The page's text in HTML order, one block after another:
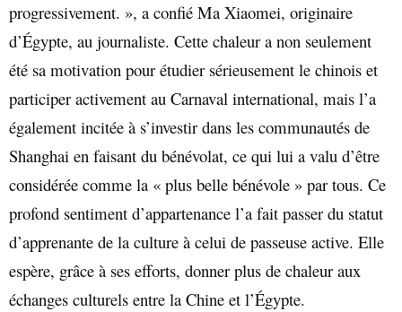
progressivement. », a confié Ma Xiaomei, originaire
d’Égypte, au journaliste. Cette chaleur a non seulement
été sa motivation pour étudier sérieusement le chinois et
participer activement au Carnaval international, mais l’a
également incitée à s’investir dans les communautés de
Shanghai en faisant du bénévolat, ce qui lui a valu d’être
considérée comme la « plus belle bénévole » par tous. Ce
profond sentiment d’appartenance l’a fait passer du statut
d’apprenante de la culture à celui de passeuse active. Elle
espère, grâce à ses efforts, donner plus de chaleur aux
échanges culturels entre la Chine et l’Égypte.